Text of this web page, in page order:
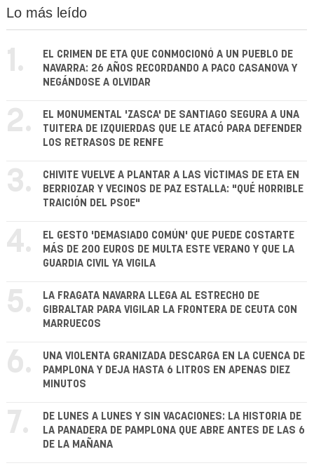
Lo más leído
1.
EL CRIMEN DE ETA QUE CONMOCIONÓ A UN PUEBLO DE
NAVARRA: 26 AÑOS RECORDANDO A PACO CASANOVA Y
NEGÁNDOSE A OLVIDAR
2.
EL MONUMENTAL 'ZASCA' DE SANTIAGO SEGURA A UNA
TUITERA DE IZQUIERDAS QUE LE ATACÓ PARA DEFENDER
LOS RETRASOS DE RENFE
3.
CHIVITE VUELVE A PLANTAR A LAS VÍCTIMAS DE ETA EN
BERRIOZAR Y VECINOS DE PAZ ESTALLA: "QUÉ HORRIBLE
TRAICIÓN DEL PSOE"
4.
EL GESTO 'DEMASIADO COMÚN' QUE PUEDE COSTARTE
MÁS DE 200 EUROS DE MULTA ESTE VERANO Y QUE LA
GUARDIA CIVIL YA VIGILA
5.
LA FRAGATA NAVARRA LLEGA AL ESTRECHO DE
GIBRALTAR PARA VIGILAR LA FRONTERA DE CEUTA CON
MARRUECOS
6.
UNA VIOLENTA GRANIZADA DESCARGA EN LA CUENCA DE
PAMPLONA Y DEJA HASTA 6 LITROS EN APENAS DIEZ
MINUTOS
7.
DE LUNES A LUNES Y SIN VACACIONES: LA HISTORIA DE
LA PANADERA DE PAMPLONA QUE ABRE ANTES DE LAS 6
DE LA MAÑANA